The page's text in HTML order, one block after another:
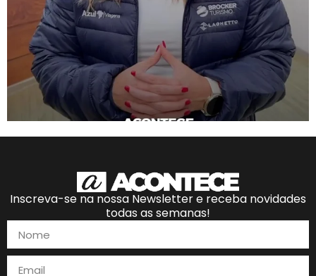
Inscreva-se na nossa Newsletter e receba novidades
todas as semanas!